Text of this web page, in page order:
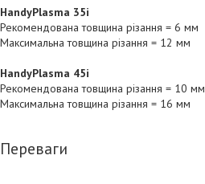
HandyPlasma 35i
Рекомендована товщина різання = 6 мм
Максимальна товщина різання = 12 мм
HandyPlasma 45i
Рекомендована товщина різання = 10 мм
Максимальна товщина різання = 16 мм
Переваги